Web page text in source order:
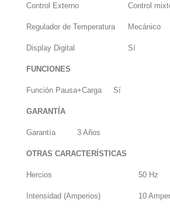
Control Externo Control
Regulador de Temperatura Mecánico
Display Digital Sí
FUNCIONES
Función Pausa+Carga Sí
GARANTÍA
Garantía 3 Años
OTRAS CARACTERÍSTICAS
Hercios 50 Hz
Intensidad (Amperios) 10